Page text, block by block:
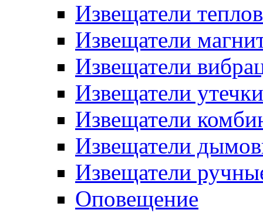
Извещатели
Извещатели
Извещатели
Извещатели утечки
Извещатели
Извещатели
Извещатели
Оповещение